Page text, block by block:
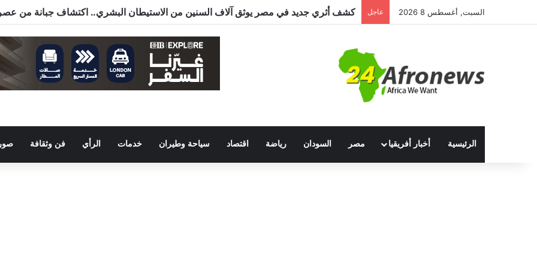
السبت, أغسطس 8 2026 عاجل
الرئيسية أخبار أفريقيا مصر السودان رياضة اقتصاد سياحة وطيران خدمات الرأي فن وثقافة